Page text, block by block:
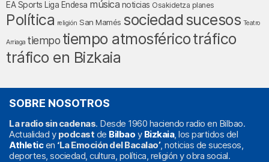
EA Sports
Liga Endesa música noticias Osakidetza planes
Política religión San Mamés sociedad sucesos Teatro
Arriaga tiempo tiempo atmosféricotráfico
tráfico en Bizkaia
SOBRE NOSOTROS
La radio sin cadenas. Desde 1960 haciendo radio en Bilbao.
Actualidad y podcast de Bilbao y Bizkaia, los partidos del
Athleticen ‘La Emoción del Bacalao’, noticias de sucesos,
deportes, sociedad, cultura, política, religión y obra social.